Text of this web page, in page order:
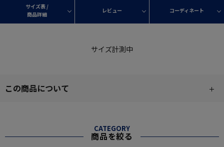
サイズ表 /
商品詳細
レビュー コーディネート
サイズ計測中
この商品について
CATEGORY
商品を絞る